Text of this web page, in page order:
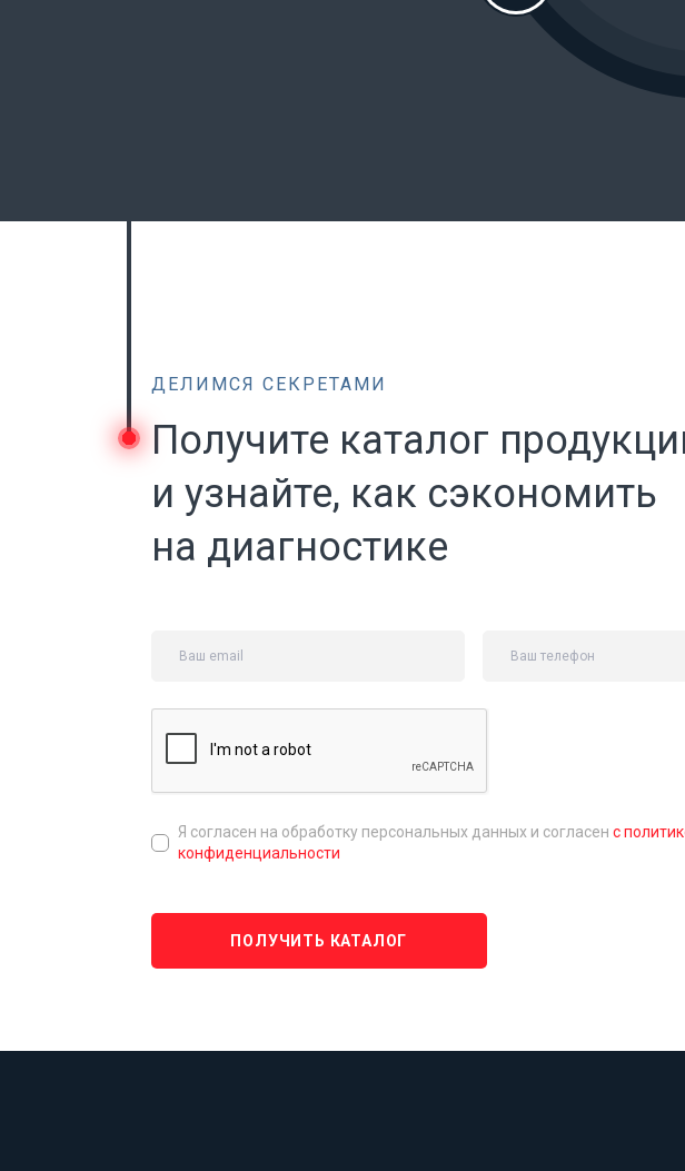
ДЕЛИМСЯ СЕКРЕТАМИ
Получите каталог
и узнайте, как сэкономить
на диагностике
Я согласен на обработку персональных данных и согласен с
конфиденциальности
ПОЛУЧИТЬ КАТАЛОГ